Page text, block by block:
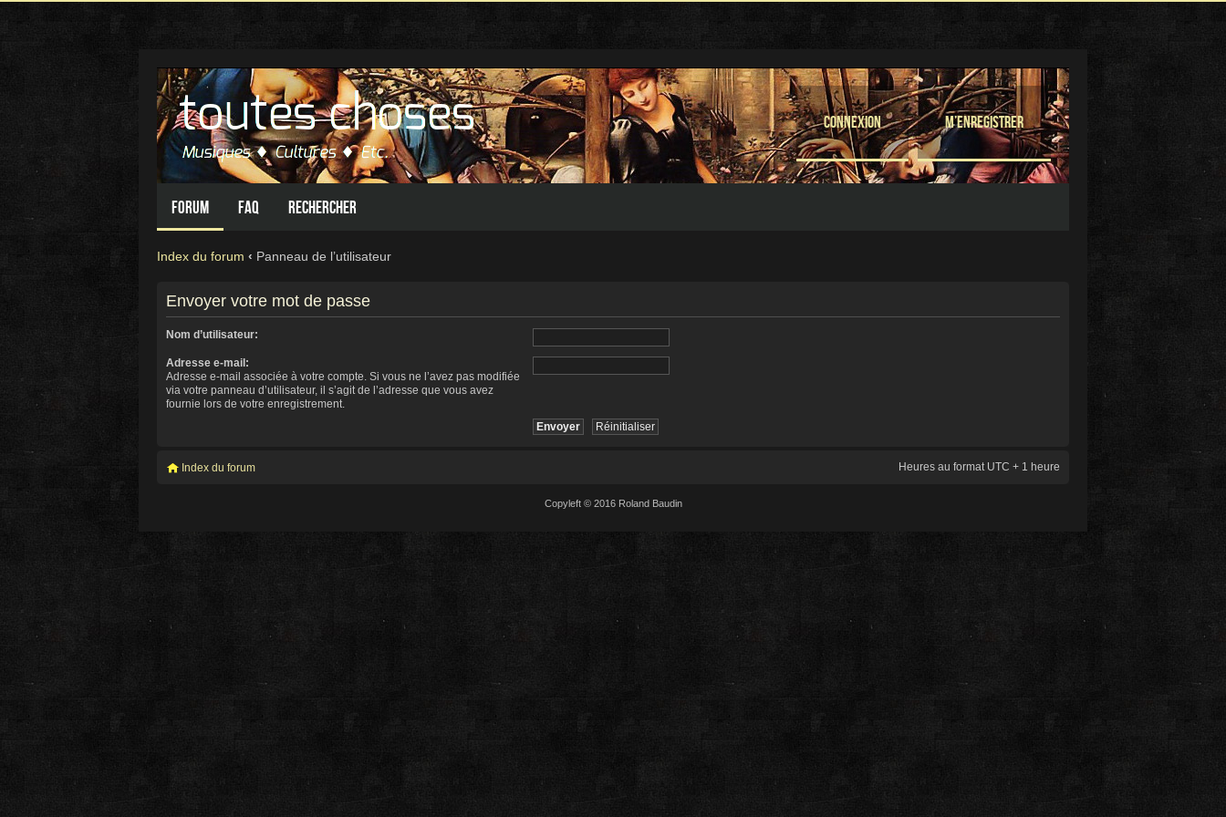
Connexion M’enregistrer
Forum FAQ Rechercher
Index du forum ‹ Panneau de l’utilisateur
Envoyer votre mot de passe
Nom d’utilisateur:
Adresse e-mail:
Adresse e-mail associée à votre compte. Si vous ne l’avez pas modifiée
via votre panneau d’utilisateur, il s’agit de l’adresse que vous avez
fournie lors de votre enregistrement.
Index du forum Heures au format UTC + 1 heure
Copyleft © 2016 Roland Baudin